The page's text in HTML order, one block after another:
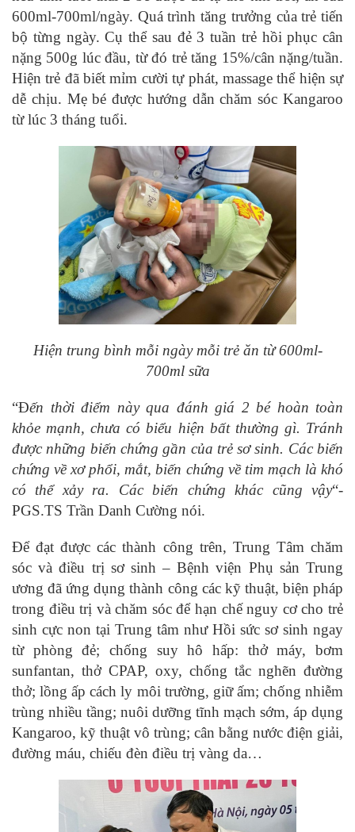
600ml-700ml/ngày. Quá trình tăng trưởng của trẻ tiến
bộ từng ngày. Cụ thể sau đẻ 3 tuần trẻ hồi phục cân
nặng 500g lúc đầu, từ đó trẻ tăng 15%/cân nặng/tuần.
Hiện trẻ đã biết mỉm cười tự phát, massage thể hiện sự
dễ chịu. Mẹ bé được hướng dẫn chăm sóc Kangaroo
từ lúc 3 tháng tuổi.
Hiện trung bình mỗi ngày mỗi trẻ ăn từ 600ml-
700ml sữa
“Đến thời điểm này qua đánh giá 2 bé hoàn toàn
khỏe mạnh, chưa có biểu hiện bất thường gì. Tránh
được những biến chứng gần của trẻ sơ sinh. Các biến
chứng về xơ phổi, mắt, biến chứng về tim mạch là khó
có thể xảy ra. Các biến chứng khác cũng vậy“-
PGS.TS Trần Danh Cường nói.
Để đạt được các thành công trên, Trung Tâm chăm
sóc và điều trị sơ sinh – Bệnh viện Phụ sản Trung
ương đã ứng dụng thành công các kỹ thuật, biện pháp
trong điều trị và chăm sóc để hạn chế nguy cơ cho trẻ
sinh cực non tại Trung tâm như Hồi sức sơ sinh ngay
từ phòng đẻ; chống suy hô hấp: thở máy, bơm
sunfantan, thở CPAP, oxy, chống tắc nghẽn đường
thở; lồng ấp cách ly môi trường, giữ ấm; chống nhiễm
trùng nhiều tầng; nuôi dưỡng tĩnh mạch sớm, áp dụng
Kangaroo, kỹ thuật vô trùng; cân bằng nước điện giải,
đường máu, chiếu đèn điều trị vàng da…